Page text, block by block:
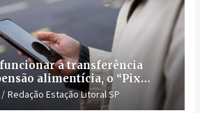
a transferência
alimentícia, o “Pix
Redação Estação Litoral SP